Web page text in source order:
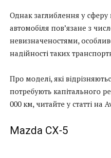
Однак заглиблення у сферу
автомобіля пов’язане з
невизначеностями,
надійності таких
Про моделі, які
потребують капітального
000 км, читайте у статті на
Mazda CX-5